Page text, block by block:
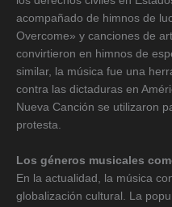
acompañado de himnos de
Overcome» y canciones de
convirtieron en himnos de
similar, la música fue una
contra las dictaduras en
Nueva Canción se utilizaron
protesta.
Los géneros musicales
En la actualidad, la música
globalización cultural. La